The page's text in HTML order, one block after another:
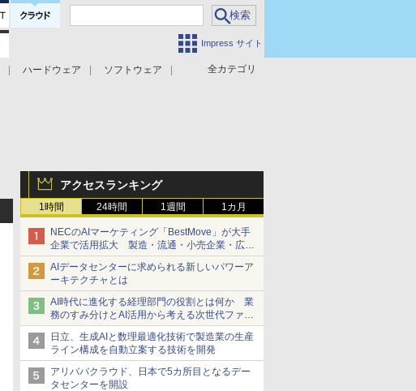
Impress サイト
全カテゴリ
ハードウェア
ソフトウェア
アクセスランキング
1時間 24時間 1週間 1カ月
NECのAIマーケティング「BestMove」が大手
企業で活用拡大 製造・流通・小売企業・広告
代理店などが実装フェーズへ
AIデータセンターに求められる新しいパワーア
ーキテクチャとは
AI時代に進化する経理部門の役割とは何か 業
務のすみ分けとAI活用から考える次世代ファイ
ナンス戦略
日立、生成AIと数理最適化技術で製造業の生産
ライン構成を自動立案する技術を開発
アリババクラウド、日本で5カ所目となるデー
タセンターを開設